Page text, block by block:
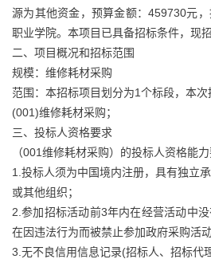
源为其他资金，预算金额：459730元
职业学院。本项目已具备招标条件，现
二、项目概况和招标范围
规模：维修耗材采购
范围：本招标项目划分为1个标段，本次
(001)维修耗材采购；
三、投标人资格要求
（001维修耗材采购）的投标人资格能力
1.投标人须为中国境内注册，具有独立
或其他组织；
2.参加招标活动前3年内在经营活动中
在因违法行为而被禁止参加政府采购活动
3.无不良信用信息记录(招标人、招标代